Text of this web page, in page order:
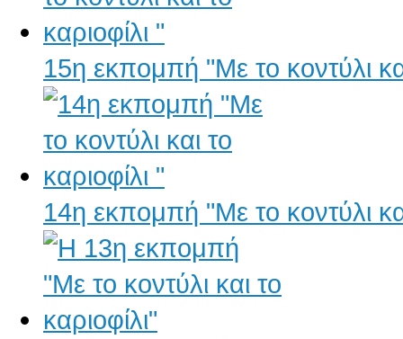
15η εκπομπή "Με το κοντύλι
14η εκπομπή "Με το κοντύλι